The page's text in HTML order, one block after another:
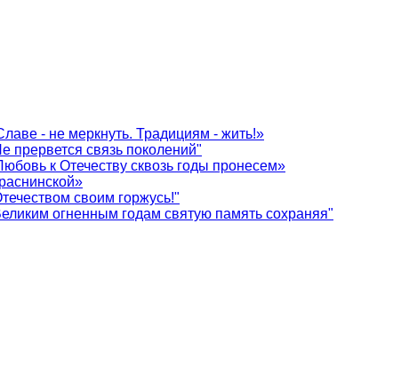
- не меркнуть. Традициям - жить!»
прервется связь поколений"
к Отечеству сквозь годы пронесем»
своим горжусь!"
огненным годам святую память сохраняя"